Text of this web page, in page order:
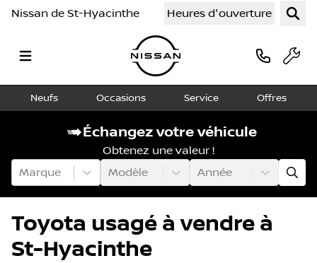
Nissan de St-Hyacinthe Heures d'ouverture
Neufs Occasions Service Offres
Échangez votre véhicule
Obtenez une valeur !
Marque
Modèle Année
Toyota usagé à vendre à
St-Hyacinthe